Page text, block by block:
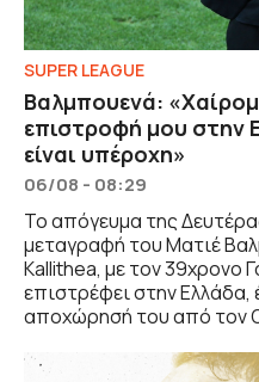
SUPER LEAGUE
Βαλμπουενά:
επιστροφή μου στην
είναι υπέροχη»
06/08 - 08:29
Το απόγευμα της
μεταγραφή του Ματιέ
Kallithea, με τον 39χρονο
επιστρέφει στην Ελλάδα,
αποχώρησή του από τον